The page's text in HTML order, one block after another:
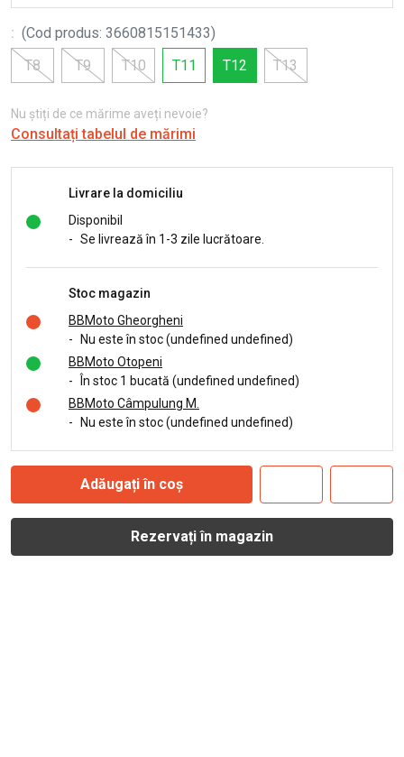
: (Cod produs: 3660815151433)
T8
T9 T10 T11 T12 T13
Nu știți de ce mărime aveți nevoie?
Consultați tabelul de mărimi
Livrare la domiciliu
Disponibil
- Se livrează în 1-3 zile lucrătoare.
Stoc magazin
BBMoto Gheorgheni
-
Nu este în stoc (undefined undefined)
BBMoto Otopeni
-
În stoc 1 bucată (undefined undefined)
BBMoto Câmpulung M.
-
Nu este în stoc (undefined undefined)
Adăugați în coș
Rezervați în magazin